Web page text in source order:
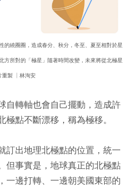
的繞圈圈，造成春分、秋分，冬至、夏至相對於星
方所對的「極星」隨著時間改變，未來將從北極星
重製 │林洵安
自轉軸也會自己擺動，造成許
極點不斷漂移，稱為極移。
訂出地理北極點的位置，統一
但事實是，地球真正的北極點
一邊打轉、一邊朝美國東部的